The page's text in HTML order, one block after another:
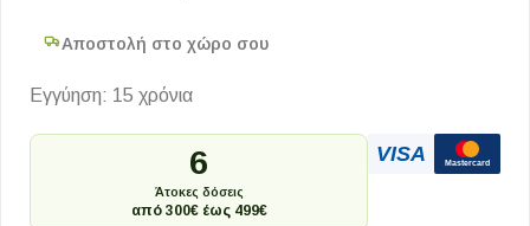
Αποστολή στο χώρο σου
Εγγύηση: 15 χρόνια
6
Άτοκες δόσεις
από 300€ έως 499€
VISA Mastercard